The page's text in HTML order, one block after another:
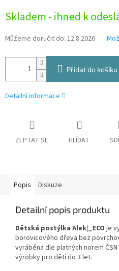
cena:
Skladem - ihned k
Můžeme doručit do: 12.8.2026
Přidat do košíku
Detailní informace
ZEPTAT SE HLÍDAT
Popis Diskuze
Detailní popis produktu
Dětská postýlka Alek|_ECO je
borovicového dřeva bez
vyráběna dle platných norem ČSN
výrobky pro děti do 3 let.